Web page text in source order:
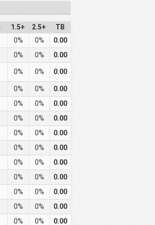
1.5+ 2.5+
TB
0% 0%
0.00
0% 0% 0.00
0% 0% 0.00
0% 0%
0.00
0% 0%
0.00
0% 0%
0.00
0% 0%
0.00
0% 0%
0.00
0% 0%
0.00
0% 0%
0.00
0% 0%
0.00
0% 0%
0.00
0% 0%
0.00